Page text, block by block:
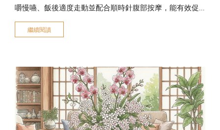
嚼慢嚥、飯後適度走動並配合順時針腹部按摩，能有效促
進氣體排出。日常建議補充鳳梨、木瓜等酵素水果，或選
用溫和漢方營養品調理體質，只要改善生活節奏並遠離產
繼續閱讀